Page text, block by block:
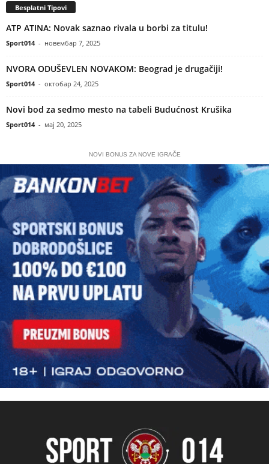
Besplatni Tipovi
ATP ATINA: Novak saznao rivala u borbi za titulu!
Sport014 - новембар 7, 2025
NVORA ODUŠEVLEN NOVAKOM: Beograd je drugačiji!
Sport014 - октобар 24, 2025
Novi bod za sedmo mesto na tabeli Budućnost Krušika
Sport014 - мај 20, 2025
NOVI BONUS ZA NOVE IGRAČE